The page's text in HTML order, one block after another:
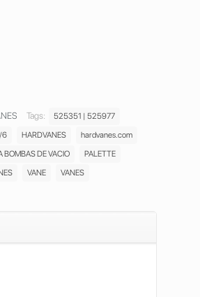
Tags:
525351 | 525977
6 HARDVANES
hardvanes.com
BOMBAS DE VACIO
PALETTE
VANE VANES